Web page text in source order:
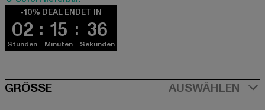
-10% DEAL ENDET IN
02
Stunden
15
Minuten
36
Sekunden
SIZE
GRÖSSE AUSWÄHLEN